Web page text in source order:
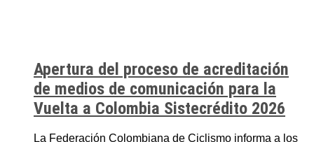
Apertura del proceso de acreditación
de medios de comunicación para la
Vuelta a Colombia Sistecrédito 2026
La Federación Colombiana de Ciclismo informa a los